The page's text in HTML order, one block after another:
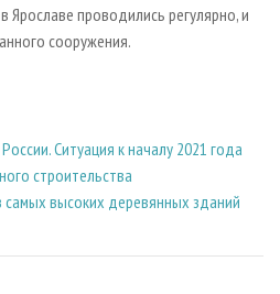
проводились регулярно, и
сооружения.
Ситуация к началу 2021 года
строительства
высоких деревянных зданий